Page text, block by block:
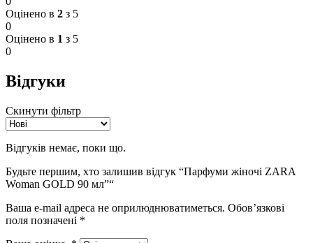
Оцінено в 2 з 5
0
Оцінено в 1 з 5
0
Відгуки
Скинути фільтр
Відгуків немає, поки що.
Будьте першим, хто залишив відгук “Парфуми жіночі ZARA
Woman GOLD 90 мл”“
Ваша e-mail адреса не оприлюднюватиметься. Обов’язкові
поля позначені *